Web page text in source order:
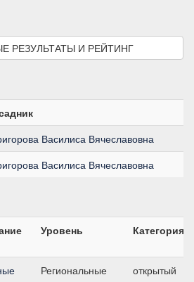
РЕЗУЛЬТАТЫ И РЕЙТИНГ
Василиса Вячеславовна
Василиса Вячеславовна
Уровень Категория
Региональные
открытый